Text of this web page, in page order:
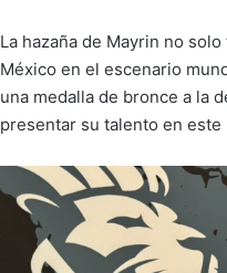
La hazaña de Mayrin no
México en el escenario
una medalla de bronce a la
presentar su talento en